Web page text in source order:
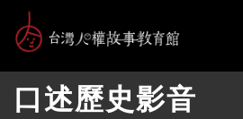
要
口述歷史影音